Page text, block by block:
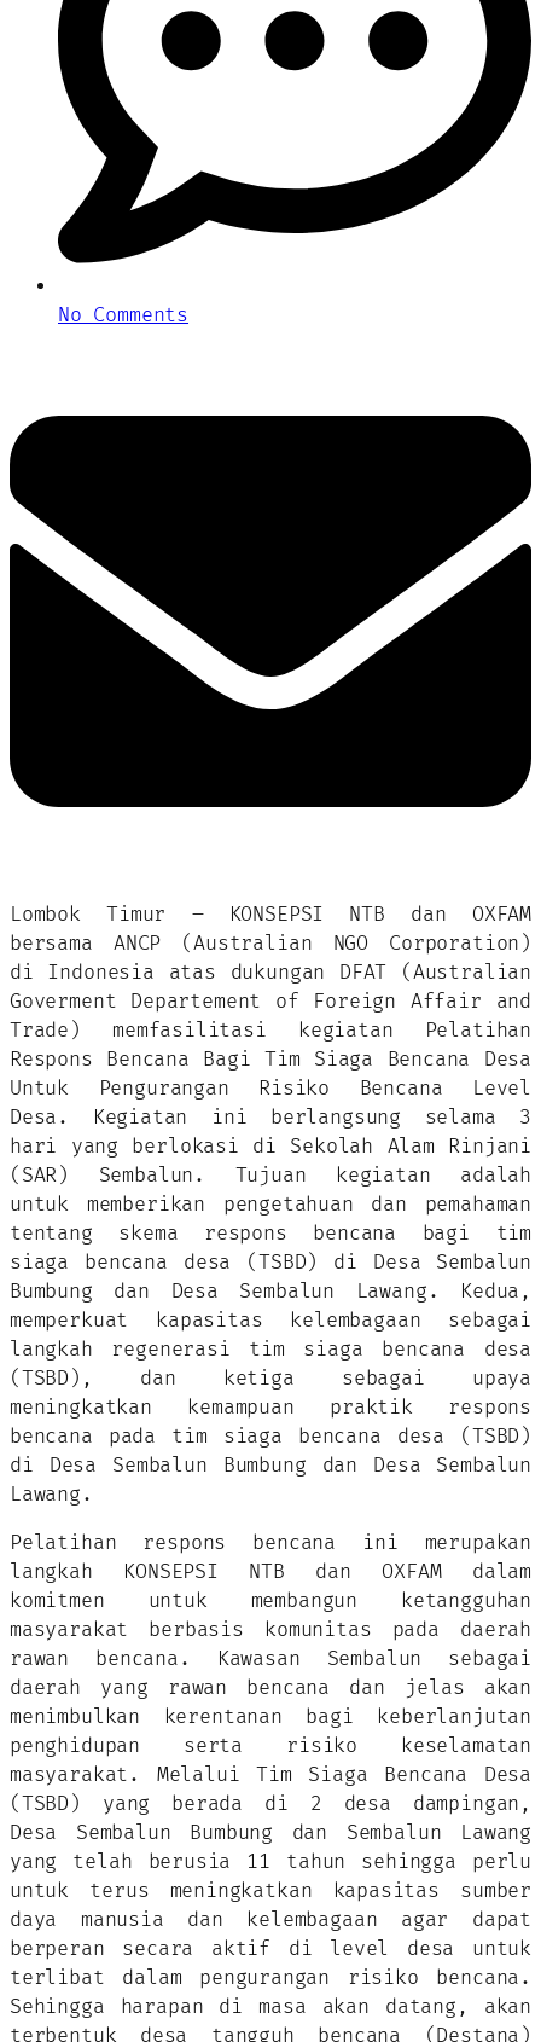
No Comments
Lombok Timur – KONSEPSI NTB dan OXFAM
bersama ANCP (Australian NGO Corporation)
di Indonesia atas dukungan DFAT (Australian
Goverment Departement of Foreign Affair and
Trade) memfasilitasi kegiatan Pelatihan
Respons Bencana Bagi Tim Siaga Bencana Desa
Untuk Pengurangan Risiko Bencana Level
Desa. Kegiatan ini berlangsung selama 3
hari yang berlokasi di Sekolah Alam Rinjani
(SAR) Sembalun. Tujuan kegiatan adalah
untuk memberikan pengetahuan dan pemahaman
tentang skema respons bencana bagi tim
siaga bencana desa (TSBD) di Desa Sembalun
Bumbung dan Desa Sembalun Lawang. Kedua,
memperkuat kapasitas kelembagaan sebagai
langkah regenerasi tim siaga bencana desa
(TSBD), dan ketiga sebagai upaya
meningkatkan kemampuan praktik respons
bencana pada tim siaga bencana desa (TSBD)
di Desa Sembalun Bumbung dan Desa Sembalun
Lawang.
Pelatihan respons bencana ini merupakan
langkah KONSEPSI NTB dan OXFAM dalam
komitmen untuk membangun ketangguhan
masyarakat berbasis komunitas pada daerah
rawan bencana. Kawasan Sembalun sebagai
daerah yang rawan bencana dan jelas akan
menimbulkan kerentanan bagi keberlanjutan
penghidupan serta risiko keselamatan
masyarakat. Melalui Tim Siaga Bencana Desa
(TSBD) yang berada di 2 desa dampingan,
Desa Sembalun Bumbung dan Sembalun Lawang
yang telah berusia 11 tahun sehingga perlu
untuk terus meningkatkan kapasitas sumber
daya manusia dan kelembagaan agar dapat
berperan secara aktif di level desa untuk
terlibat dalam pengurangan risiko bencana.
Sehingga harapan di masa akan datang, akan
terbentuk desa tangguh bencana (Destana)